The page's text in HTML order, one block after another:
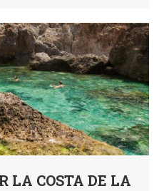
LA COSTA DE LA